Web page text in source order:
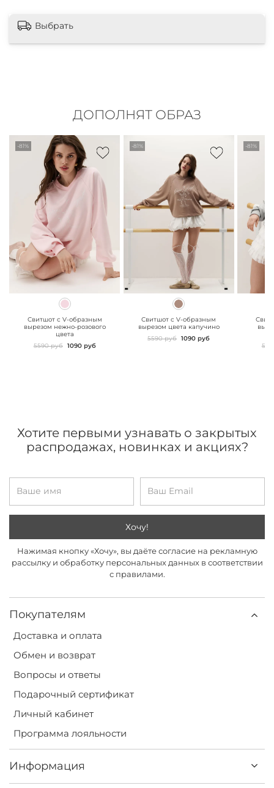
Выбрать
ДОПОЛНЯТ ОБРАЗ
-81%
" class="js-prevent-
Свитшот с V-образным
вырезом нежно-розового
цвета
5590 руб 1090 руб
-81%
" class="js-prevent-
Свитшот с V-образным
вырезом цвета капучино
5590 руб 1090 руб
-81%
Покупателям
Доставка и оплата
Обмен и возврат
Вопросы и ответы
Подарочный сертификат
Личный кабинет
Программа лояльности
Информация
Хотите первыми узнавать о закрытых
распродажах, новинках и акциях?
Хочу!
Нажимая кнопку «Хочу», вы даёте согласие на рекламную
рассылку и обработку персональных данных в соответствии
с правилами.